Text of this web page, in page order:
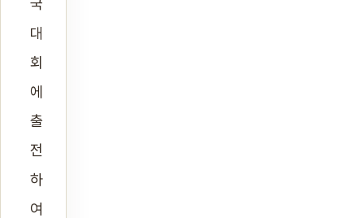
대
회
에
출
전
하
여